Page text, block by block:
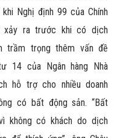
Nghị định 99 của Chính
xảy ra trước khi có dịch
trầm trọng thêm vấn đề
14 của Ngân hàng Nhà
hỗ trợ cho nhiều doanh
có bất động sản. “Bất
không có khách do dịch